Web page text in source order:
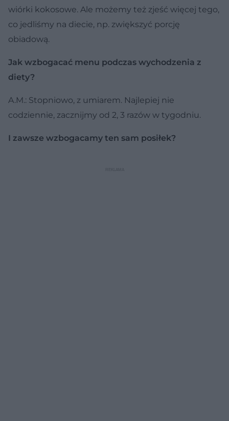
wiórki kokosowe. Ale możemy też zjeść więcej tego,
co jedliśmy na diecie, np. zwiększyć porcję
obiadową.
Jak wzbogacać menu podczas wychodzenia z
diety?
A.M.: Stopniowo, z umiarem. Najlepiej nie
codziennie, zacznijmy od 2, 3 razów w tygodniu.
I zawsze wzbogacamy ten sam posiłek?